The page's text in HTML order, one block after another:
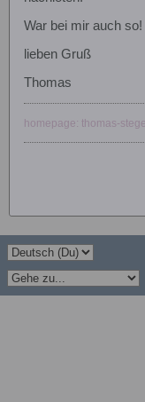
War bei mir auch so!
lieben Gruß
Thomas
homepage: thomas-